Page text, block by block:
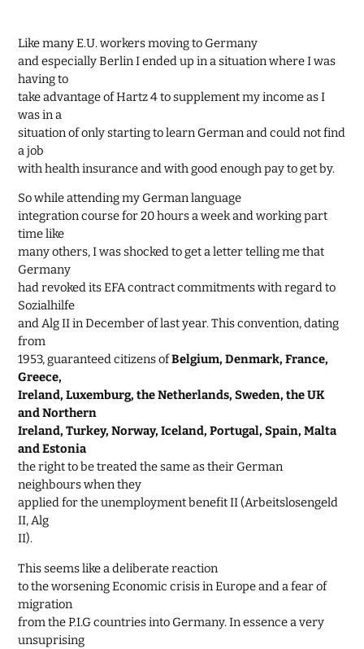
Like many E.U. workers moving to Germany
and especially Berlin I ended up in a situation where I was
having to
take advantage of Hartz 4 to supplement my income as I
was in a
situation of only starting to learn German and could not find
a job
with health insurance and with good enough pay to get by.
So while attending my German language
integration course for 20 hours a week and working part
time like
many others, I was shocked to get a letter telling me that
Germany
had revoked its EFA contract commitments with regard to
Sozialhilfe
and Alg II in December of last year. This convention, dating
from
1953, guaranteed citizens ofBelgium, Denmark, France,
Greece,
Ireland, Luxemburg, the Netherlands, Sweden, the UK
and Northern
Ireland, Turkey, Norway, Iceland, Portugal, Spain, Malta
and Estonia
the right to be treated the same as their German
neighbours when they
applied for the unemployment benefit II (Arbeitslosengeld
II, Alg
II).
This seems like a deliberate reaction
to the worsening Economic crisis in Europe and a fear of
migration
from the P.I.G countries into Germany. In essence a very
unsuprising